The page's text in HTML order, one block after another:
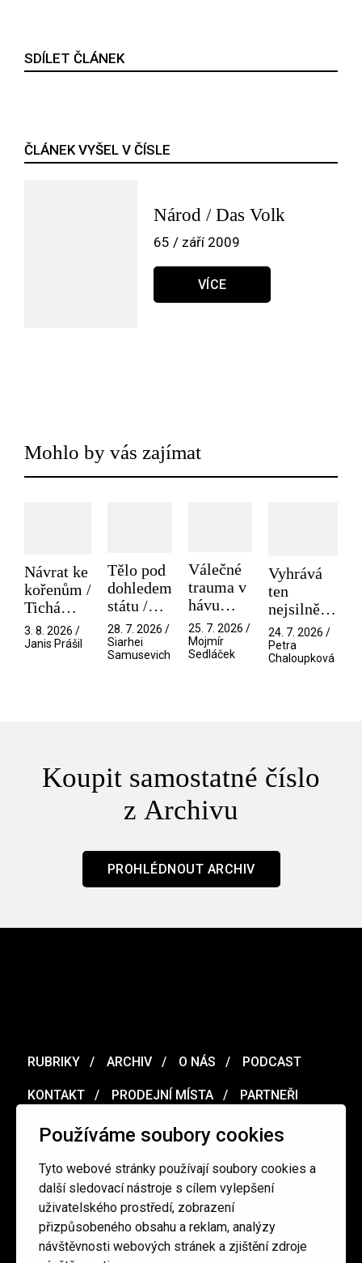
Používáme soubory cookies
Tyto webové stránky používají soubory cookies a
další sledovací nástroje s cílem vylepšení
uživatelského prostředí, zobrazení
přizpůsobeného obsahu a reklam, analýzy
návštěvnosti webových stránek a zjištění zdroje
SDÍLET ČLÁNEK
ČLÁNEK VYŠEL V ČÍSLE
Národ / Das Volk
65 / září 2009
VÍCE
Mohlo by vás zajímat
Návrat ke
kořenům /
Tichá
přítelkyně
3. 8. 2026 /
Janis Prášil
Tělo pod
dohledem
státu /
Pramen
28. 7. 2026 /
Siarhei
Samusevich
Válečné
trauma v
hávu
spektáklu
/ Odyssea
25. 7. 2026 /
Mojmír
Sedláček
Vyhrává
ten
nejsilnější
/ V nitru
manosféry
24. 7. 2026 /
Petra
Chaloupková
Koupit samostatné číslo
z Archivu
PROHLÉDNOUT ARCHIV
RUBRIKY ARCHIV O NÁS PODCAST
KONTAKT PRODEJNÍ MÍSTA PARTNEŘI
MERCH VOUCHER
Ochrana osobních údajů / Obchodní podmínky
redakce@cinepur.cz